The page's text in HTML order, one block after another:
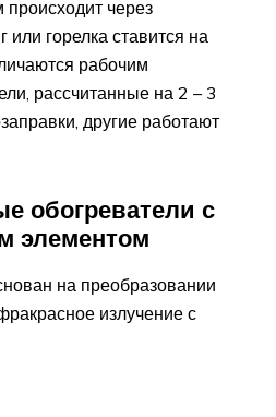
происходит через
горелка ставится на
рабочим
рассчитанные на 2 – 3
другие работают
обогреватели с
элементом
на преобразовании
излучение с